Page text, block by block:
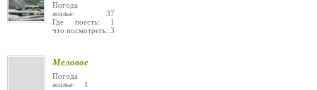
Погода
жилье: 37
Где поесть: 1
что посмотреть: 3
Меловое
Погода
жилье: 1